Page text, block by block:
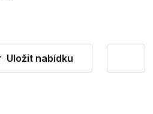
Uložit nabídku